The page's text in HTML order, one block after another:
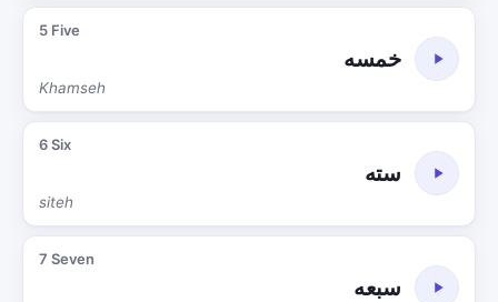
5 Five
خمسه
Khamseh
6 Six
سته
siteh
7 Seven
سبعه